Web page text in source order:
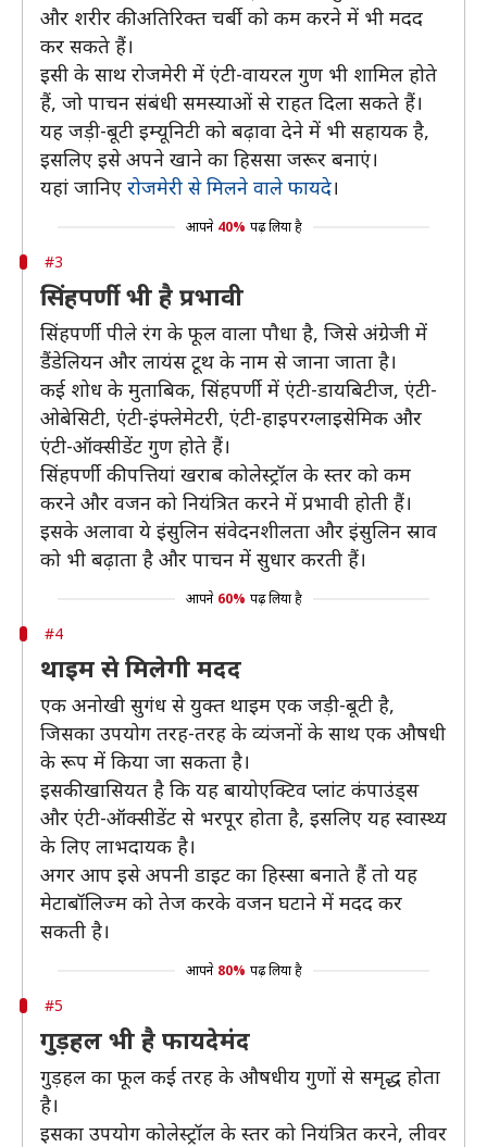
और शरीर की अतिरिक्त चर्बी को कम करने में भी मदद
कर सकते हैं।
इसी के साथ रोजमेरी में एंटी-वायरल गुण भी शामिल होते
हैं, जो पाचन संबंधी समस्याओं से राहत दिला सकते हैं।
यह जड़ी-बूटी इम्यूनिटी को बढ़ावा देने में भी सहायक है,
इसलिए इसे अपने खाने का हिससा जरूर बनाएं।
यहां जानिए रोजमेरी से मिलने वाले फायदे।
आपने 40% पढ़ लिया है
#3
सिंहपर्णी भी है प्रभावी
सिंहपर्णी पीले रंग के फूल वाला पौधा है, जिसे अंग्रेजी में
डैंडेलियन और लायंस टूथ के नाम से जाना जाता है।
कई शोध के मुताबिक, सिंहपर्णी में एंटी-डायबिटीज, एंटी-
ओबेसिटी, एंटी-इंफ्लेमेटरी, एंटी-हाइपरग्लाइसेमिक और
एंटी-ऑक्सीडेंट गुण होते हैं।
सिंहपर्णी की पत्तियां खराब कोलेस्ट्रॉल के स्तर को कम
करने और वजन को नियंत्रित करने में प्रभावी होती हैं।
इसके अलावा ये इंसुलिन संवेदनशीलता और इंसुलिन स्राव
को भी बढ़ाता है और पाचन में सुधार करती हैं।
आपने 60% पढ़ लिया है
#4
थाइम से मिलेगी मदद
एक अनोखी सुगंध से युक्त थाइम एक जड़ी-बूटी है,
जिसका उपयोग तरह-तरह के व्यंजनों के साथ एक औषधी
के रूप में किया जा सकता है।
इसकी खासियत है कि यह बायोएक्टिव प्लांट कंपाउंड्स
और एंटी-ऑक्सीडेंट से भरपूर होता है, इसलिए यह स्वास्थ्य
के लिए लाभदायक है।
अगर आप इसे अपनी डाइट का हिस्सा बनाते हैं तो यह
मेटाबॉलिज्म को तेज करके वजन घटाने में मदद कर
सकती है।
आपने 80% पढ़ लिया है
#5
गुड़हल भी है फायदेमंद
गुड़हल का फूल कई तरह के औषधीय गुणों से समृद्ध होता
है।
इसका उपयोग कोलेस्ट्रॉल के स्तर को नियंत्रित करने, लीवर